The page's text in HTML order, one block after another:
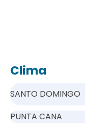
Clima
SANTO DOMINGO
PUNTA CANA